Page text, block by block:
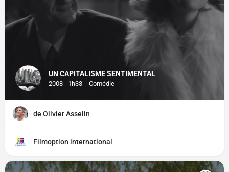
UN CAPITALISME SENTIMENTAL
2008 - 1h33 Comédie
de Olivier Asselin
Filmoption international